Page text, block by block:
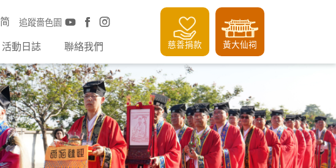
追蹤嗇色園
简
活動日誌 聯絡我們 慈善捐款 黃大仙祠